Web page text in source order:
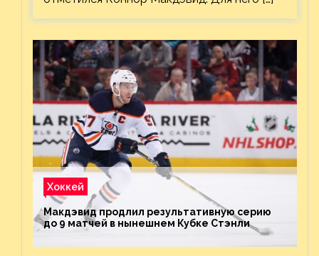
Хоккей
Макдэвид продлил результативную серию
до 9 матчей в нынешнем Кубке Стэнли